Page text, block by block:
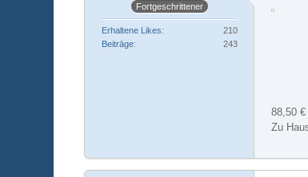
Fortgeschrittener
Erhaltene Likes
210
Beiträge
243
88,50
Zu